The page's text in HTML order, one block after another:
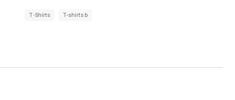
T-Shirts T-shirts b